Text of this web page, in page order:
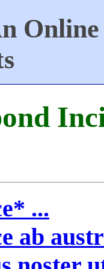
Online
...
ab